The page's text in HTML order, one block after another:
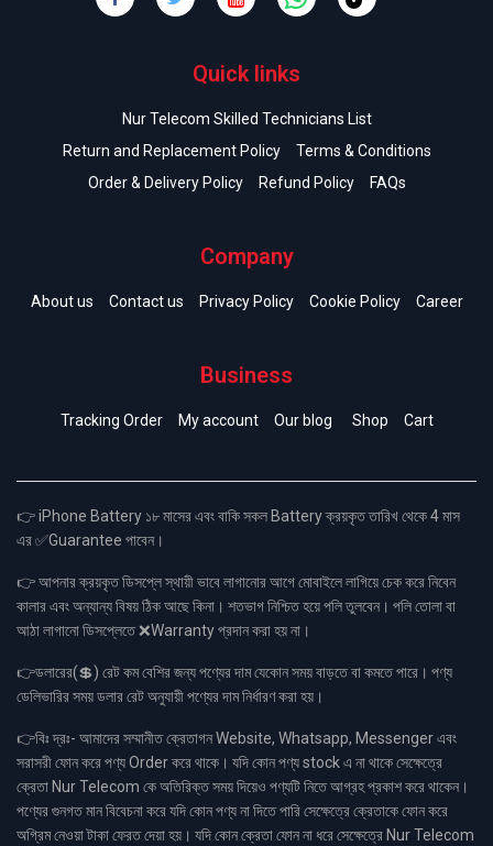
Quick links
Nur Telecom Skilled Technicians List
Return and Replacement Policy
Terms & Conditions
Order & Delivery Policy
Refund Policy FAQs
Company
About us Contact us Privacy Policy Cookie Policy Career
Business
Tracking Order My account Our blog Shop Cart
👉 iPhone Battery ১৮ মাসের এবং বাকি সকল Battery ক্রয়কৃত তারিখ থেকে 4 মাস
এর ✅Guarantee পাবেন।
👉 আপনার ক্রয়কৃত ডিসপ্লে স্থায়ী ভাবে লাগানোর আগে মোবাইলে লাগিয়ে চেক করে নিবেন
কালার এবং অন্যান্য বিষয় ঠিক আছে কিনা। শতভাগ নিশ্চিত হয়ে পলি তুলবেন। পলি তোলা বা
আঠা লাগানো ডিসপ্লেতে ❌Warranty প্রদান করা হয় না।
👉ডলারের(💲) রেট কম বেশির জন্য পণ্যের দাম যেকোন সময় বাড়তে বা কমতে পারে। পণ্য
ডেলিভারির সময় ডলার রেট অনুযায়ী পণ্যের দাম নির্ধারণ করা হয়।
👉বিঃ দ্রঃ- আমাদের সম্মানীত ক্রেতাগন Website, Whatsapp, Messenger এবং
সরাসরী ফোন করে পণ্য Order করে থাকে। যদি কোন পণ্য stock এ না থাকে সেক্ষেত্রে
ক্রেতা Nur Telecom কে অতিরিক্ত সময় দিয়েও পণ্যটি নিতে আগ্রহ প্রকাশ করে থাকেন।
পণ্যের গুনগত মান বিবেচনা করে যদি কোন পণ্য না দিতে পারি সেক্ষেত্রে ক্রেতাকে ফোন করে
অগ্রিম নেওয়া টাকা ফেরত দেয়া হয়। যদি কোন ক্রেতা ফোন না ধরে সেক্ষেত্রে Nur Telecom